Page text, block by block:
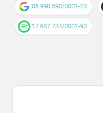
06.990.590/0001-23
17.687.734/0001-93